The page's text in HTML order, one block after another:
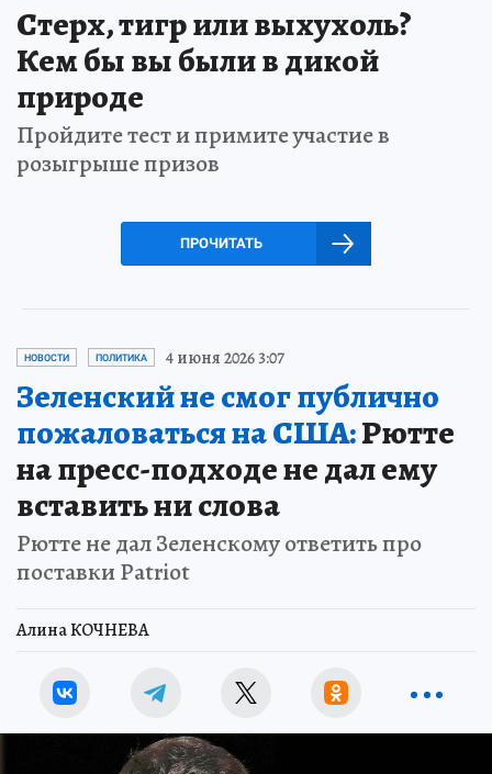
Стерх, тигр или выхухоль?
Кем бы вы были в дикой
природе
Пройдите тест и примите участие в
розыгрыше призов
ПРОЧИТАТЬ
НОВОСТИ ПОЛИТИКА 4 июня 2026 3:07
Зеленский не смог публично
пожаловаться на США:Рютте
на пресс-подходе не дал ему
вставить ни слова
Рютте не дал Зеленскому ответить про
поставки Patriot
Алина КОЧНЕВА